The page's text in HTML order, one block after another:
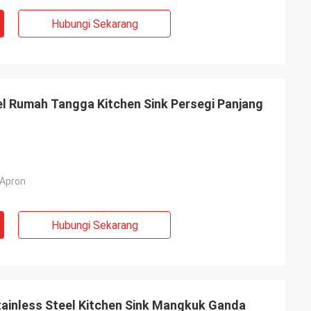
dan
dan
peduli
Hubungi Sekarang
Rumah Tangga Kitchen Sink Persegi Panjang
Hubungi Sekarang
Steel Kitchen Sink Mangkuk Ganda